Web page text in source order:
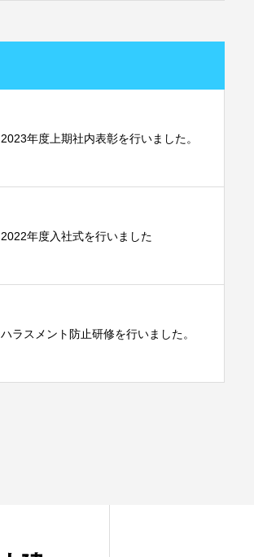
2023年度上期社内表彰を行いました。
2022年度入社式を行いました
ハラスメント防止研修を行いました。